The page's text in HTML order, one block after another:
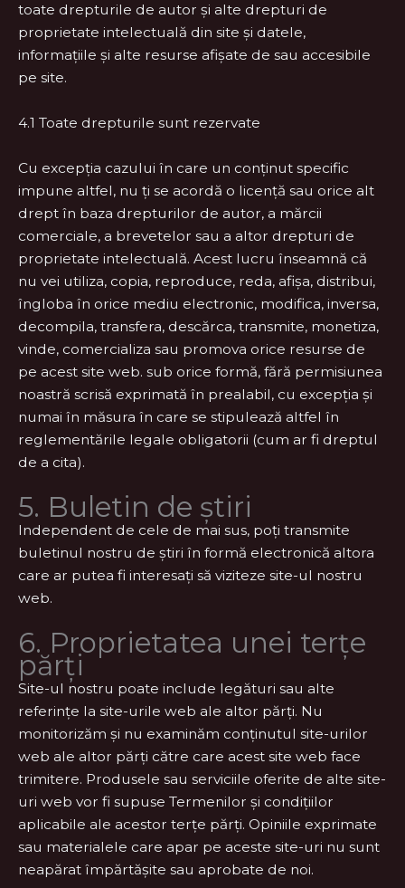
toate drepturile de autor și alte drepturi de
proprietate intelectuală din site și datele,
informațiile și alte resurse afișate de sau accesibile
pe site.
4.1 Toate drepturile sunt rezervate
Cu excepția cazului în care un conținut specific
impune altfel, nu ți se acordă o licență sau orice alt
drept în baza drepturilor de autor, a mărcii
comerciale, a brevetelor sau a altor drepturi de
proprietate intelectuală. Acest lucru înseamnă că
nu vei utiliza, copia, reproduce, reda, afișa, distribui,
îngloba în orice mediu electronic, modifica, inversa,
decompila, transfera, descărca, transmite, monetiza,
vinde, comercializa sau promova orice resurse de
pe acest site web. sub orice formă, fără permisiunea
noastră scrisă exprimată în prealabil, cu excepția și
numai în măsura în care se stipulează altfel în
reglementările legale obligatorii (cum ar fi dreptul
de a cita).
5. Buletin de știri
Independent de cele de mai sus, poți transmite
buletinul nostru de știri în formă electronică altora
care ar putea fi interesați să viziteze site-ul nostru
web.
6. Proprietatea unei terțe
părți
Site-ul nostru poate include legături sau alte
referințe la site-urile web ale altor părți. Nu
monitorizăm și nu examinăm conținutul site-urilor
web ale altor părți către care acest site web face
trimitere. Produsele sau serviciile oferite de alte site-
uri web vor fi supuse Termenilor și condițiilor
aplicabile ale acestor terțe părți. Opiniile exprimate
sau materialele care apar pe aceste site-uri nu sunt
neapărat împărtășite sau aprobate de noi.